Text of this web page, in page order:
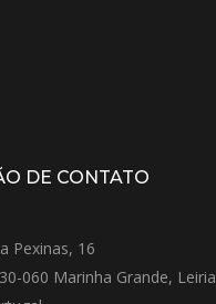
DE CONTATO
Pexinas, 16
060 Marinha Grande, Leiria